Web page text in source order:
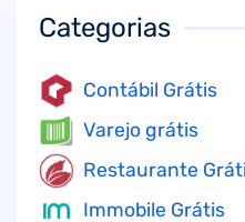
Categorias
Contábil Grátis
Varejo grátis
Restaurante
Immobile Grátis